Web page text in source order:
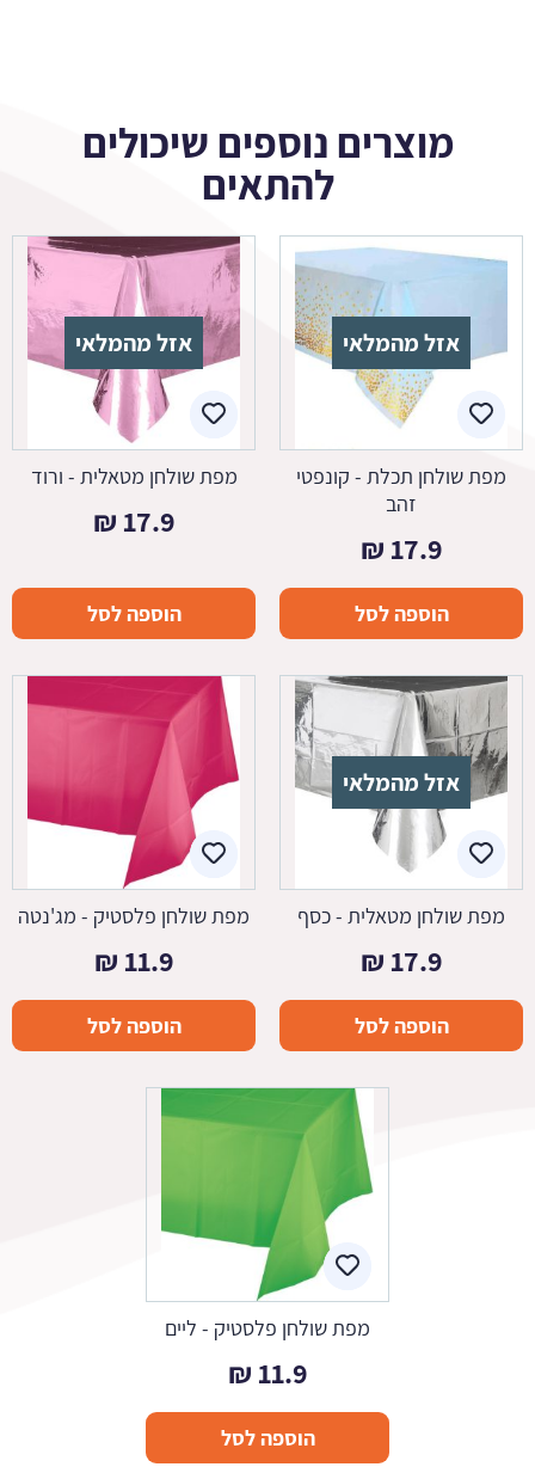
מוצרים נוספים שיכולים
להתאים
אזל מהמלאי
מפת שולחן תכלת - קונפטי
זהב
17.9
₪
הוספה לסל
אזל מהמלאי
מפת שולחן מטאלית - ורוד
17.9
₪
הוספה לסל
אזל מהמלאי
מפת שולחן מטאלית - כסף
17.9
₪
הוספה לסל
מפת שולחן פלסטיק - מג'נטה
11.9
₪
הוספה לסל
מפת שולחן פלסטיק - ליים
11.9
₪
הוספה לסל